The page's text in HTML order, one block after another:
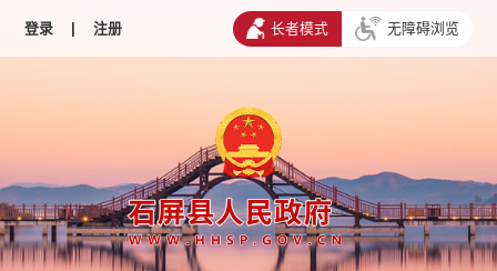
登录 | 注册 长者模式 无障碍浏览